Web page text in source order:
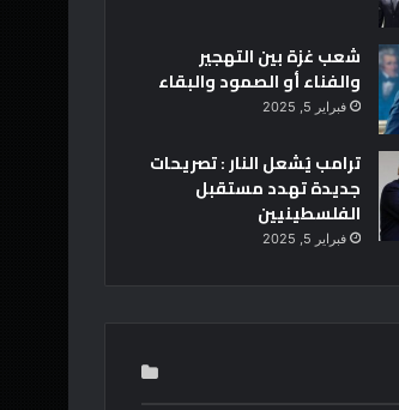
شعب غزة بين التهجير
والفناء أو الصمود والبقاء
فبراير 5, 2025
ترامب يُشعل النار : تصريحات
جديدة تهدد مستقبل
الفلسطينيين
فبراير 5, 2025